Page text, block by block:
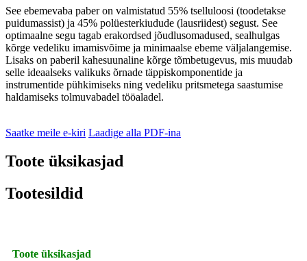
See ebemevaba paber on valmistatud 55% tselluloosi (toodetakse
puidumassist) ja 45% polüesterkiudude (lausriidest) segust. See
optimaalne segu tagab erakordsed jõudlusomadused, sealhulgas
kõrge vedeliku imamisvõime ja minimaalse ebeme väljalangemise.
Lisaks on paberil kahesuunaline kõrge tõmbetugevus, mis muudab
selle ideaalseks valikuks õrnade täppiskomponentide ja
instrumentide pühkimiseks ning vedeliku pritsmetega saastumise
haldamiseks tolmuvabadel tööaladel.
Saatke meile e-kiri Laadige alla PDF-ina
Toote üksikasjad
Tootesildid
Toote üksikasjad